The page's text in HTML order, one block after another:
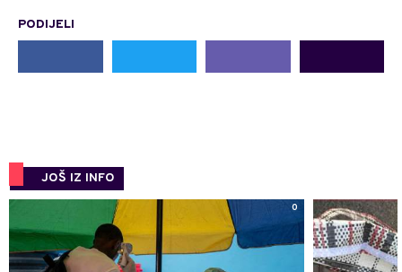
PODIJELI
JOŠ IZ INFO
0